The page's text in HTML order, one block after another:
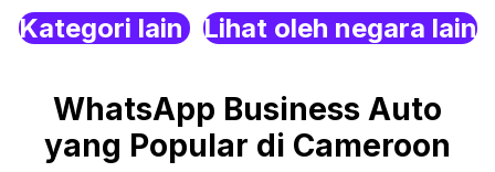
Kategori lain Lihat oleh negara lain
WhatsApp Business Auto
yang Popular di Cameroon